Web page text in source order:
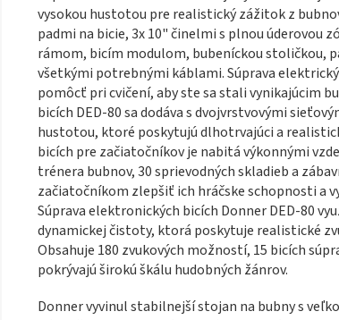
vysokou hustotou pre realistický zážitok z
padmi na bicie, 3x 10" činelmi s plnou úderovou
rámom, bicím modulom, bubeníckou stoličkou,
všetkými potrebnými káblami. Súprava
pomôcť pri cvičení, aby ste sa stali vynikajúcim
bicích DED-80 sa dodáva s dvojvrstvovými
hustotou, ktoré poskytujú dlhotrvajúci a
bicích pre začiatočníkov je nabitá výkonnými
trénera bubnov, 30 sprievodných skladieb a
začiatočníkom zlepšiť ich hráčske schopnosti a
Súprava elektronických bicích Donner DED-80
dynamickej čistoty, ktorá poskytuje realistické
Obsahuje 180 zvukových možností, 15 bicích
pokrývajú širokú škálu hudobných žánrov.
Donner vyvinul stabilnejší stojan na bubny s